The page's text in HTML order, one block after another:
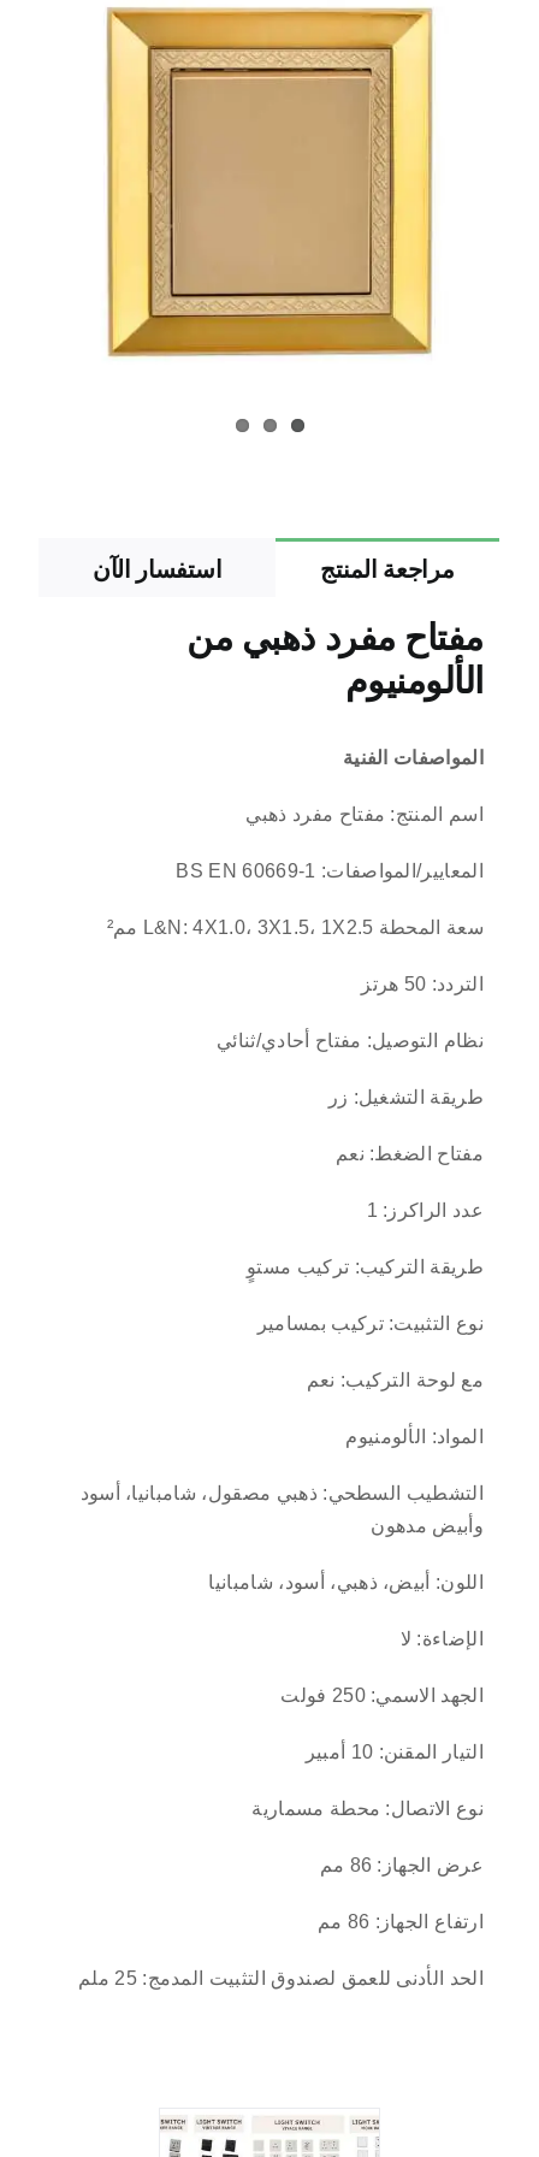
مراجعة المنتج استفسار الآن
مفتاح مفرد ذهبي من
الألومنيوم
المواصفات الفنية
اسم المنتج: مفتاح مفرد ذهبي
المعايير/المواصفات: BS EN 60669-1
سعة المحطة L&N: 4X1.0، 3X1.5، 1X2.5 مم²
التردد: 50 هرتز
نظام التوصيل: مفتاح أحادي/ثنائي
طريقة التشغيل: زر
مفتاح الضغط: نعم
عدد الراكرز: 1
طريقة التركيب: تركيب مستوٍ
نوع التثبيت: تركيب بمسامير
مع لوحة التركيب: نعم
المواد: الألومنيوم
التشطيب السطحي: ذهبي مصقول، شامبانيا، أسود
وأبيض مدهون
اللون: أبيض، ذهبي، أسود، شامبانيا
الإضاءة: لا
الجهد الاسمي: 250 فولت
التيار المقنن: 10 أمبير
نوع الاتصال: محطة مسمارية
عرض الجهاز: 86 مم
ارتفاع الجهاز: 86 مم
الحد الأدنى للعمق لصندوق التثبيت المدمج: 25 ملم